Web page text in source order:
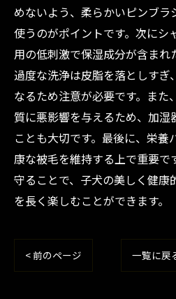
めないよう、柔らかいピンブラ
使うのがポイントです。次にシ
用の低刺激で保湿成分が含まれ
過度な洗浄は皮脂を落としすぎ
なるため注意が必要です。また
質に悪影響を与えるため、加湿
ことも大切です。最後に、栄養
康な被毛を維持する上で重要で
守ることで、子犬の美しく健康
を長く楽しむことができます。
< 前のページ 一覧に戻